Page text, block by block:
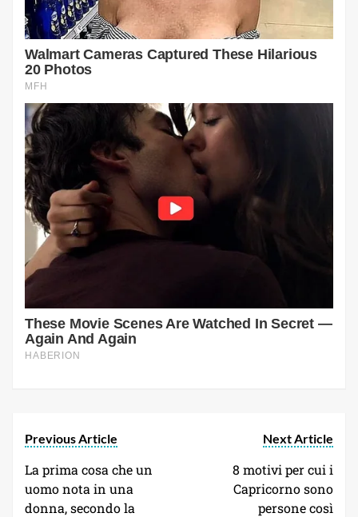
Previous Article
La prima cosa che un
uomo nota in una
donna, secondo la
Next Article
8 motivi per cui i
Capricorno sono
persone così